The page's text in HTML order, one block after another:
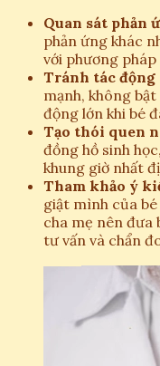
Quan sát phản
phản ứng khác
với phương
Tránh tác động
mạnh, không
động lớn khi bé
Tạo thói quen
đồng hồ sinh
khung giờ nhất
Tham khảo ý
giật mình của
cha mẹ nên đưa
tư vấn và chẩn